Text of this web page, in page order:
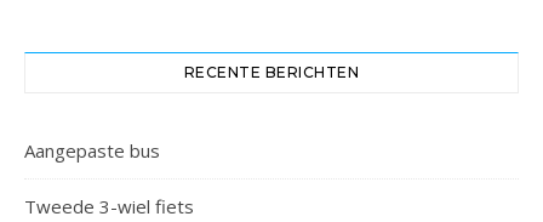
RECENTE BERICHTEN
Aangepaste bus
Tweede 3-wiel fiets